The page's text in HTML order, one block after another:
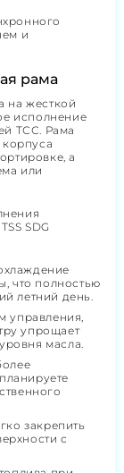
и
рама
на жесткой
исполнение
ТСС. Рама
корпуса
а
или
SDG
что полностью
летний день.
управления,
упрощает
масла.
закрепить
с